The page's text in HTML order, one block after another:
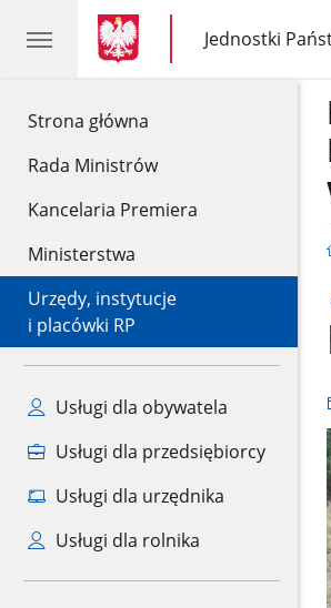
Strona główna
Rada Ministrów
Kancelaria Premiera
Ministerstwa
Urzędy, instytucje
i placówki RP
Usługi dla obywatela
Usługi dla przedsiębiorcy
Usługi dla urzędnika
Usługi dla rolnika
gov.pl
gov.pl
Jednostki
gov.pl
Jednostki
Państwowej